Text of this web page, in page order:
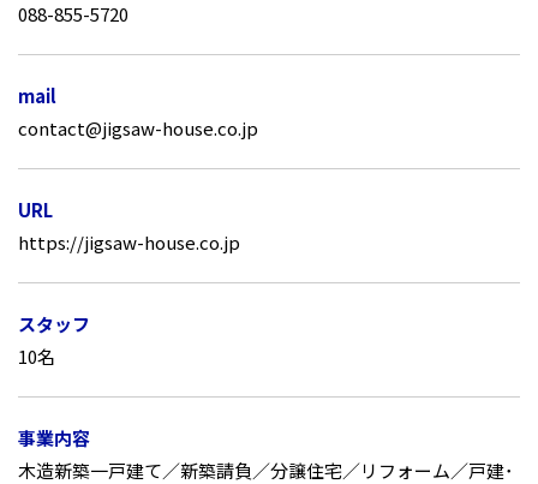
088-855-5720
mail
contact@jigsaw-house.co.jp
URL
https://jigsaw-house.co.jp
スタッフ
10名
事業内容
木造新築一戸建て／新築請負／分譲住宅／リフォーム／戸建･